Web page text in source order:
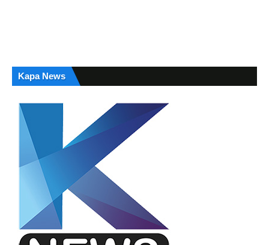
Kapa News